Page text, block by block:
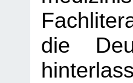
die